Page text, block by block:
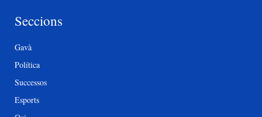
Seccions
Gavà
Política
Successos
Esports